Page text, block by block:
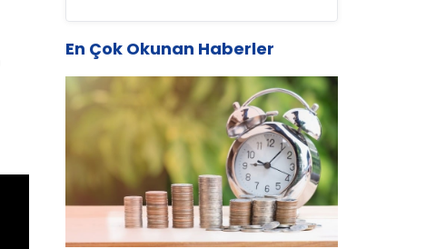
En Çok Okunan Haberler